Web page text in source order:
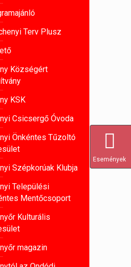
Terv Plusz
Községért
KSK
Csicsergő Óvoda
Önkéntes Tűzoltó
Szépkorúak Klubja
Települési
Mentőcsoport
Kulturális
magazin
Események